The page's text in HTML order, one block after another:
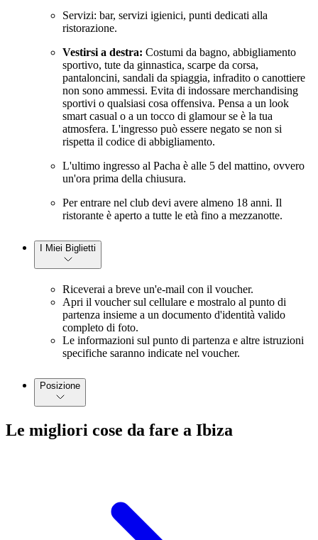
Servizi: bar, servizi igienici, punti dedicati alla
ristorazione.
Vestirsi a destra: Costumi da bagno, abbigliamento
sportivo, tute da ginnastica, scarpe da corsa,
pantaloncini, sandali da spiaggia, infradito o canottiere
non sono ammessi. Evita di indossare merchandising
sportivi o qualsiasi cosa offensiva. Pensa a un look
smart casual o a un tocco di glamour se è la tua
atmosfera. L'ingresso può essere negato se non si
rispetta il codice di abbigliamento.
L'ultimo ingresso al Pacha è alle 5 del mattino, ovvero
un'ora prima della chiusura.
Per entrare nel club devi avere almeno 18 anni. Il
ristorante è aperto a tutte le età fino a mezzanotte.
I Miei Biglietti
Riceverai a breve un'e-mail con il voucher.
Apri il voucher sul cellulare e mostralo al punto di
partenza insieme a un documento d'identità valido
completo di foto.
Le informazioni sul punto di partenza e altre istruzioni
specifiche saranno indicate nel voucher.
Posizione
Le migliori cose da fare a Ibiza